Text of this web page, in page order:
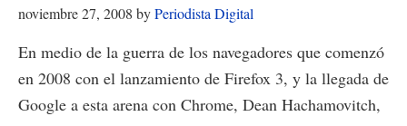
noviembre 27, 2008 byPeriodista Digital
En medio de la guerra de los navegadores que comenzó
en 2008 con el lanzamiento de Firefox 3, y la llegada de
Google a esta arena con Chrome, Dean Hachamovitch,